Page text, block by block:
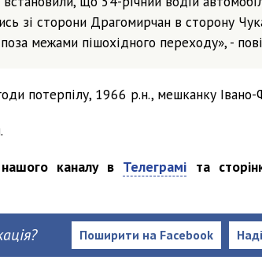
зі сторони Драгомирчан в сторону
межами пішохідного переходу», -
потерпілу, 1966 р.н., мешканку Івано-
каналу в Телеграмі та
Поширити на Facebook